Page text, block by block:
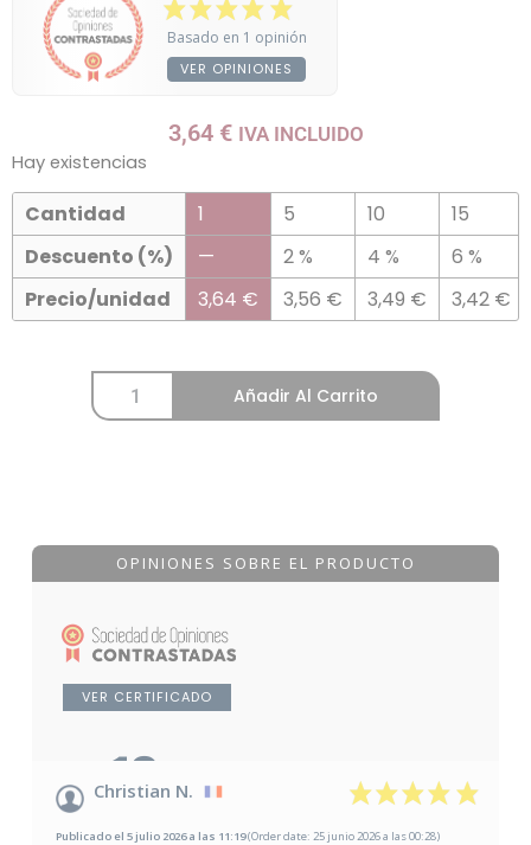
Basado en 1 opinión
VER OPINIONES
3,64 € IVA INCLUIDO
Hay existencias
Cantidad
Descuento (%)
Precio/unidad
1
—
3,64 €
5
2 %
3,56 €
10
4 %
3,49 €
15
6 %
3,42 €
Añadir Al Carrito
OPINIONES SOBRE EL PRODUCTO
VER CERTIFICADO
10/10
Basado en 1 opinión
Christian N.
Publicado el 5 julio 2026 a las 11:19(Order date: 25 junio 2026 a las 00:28)